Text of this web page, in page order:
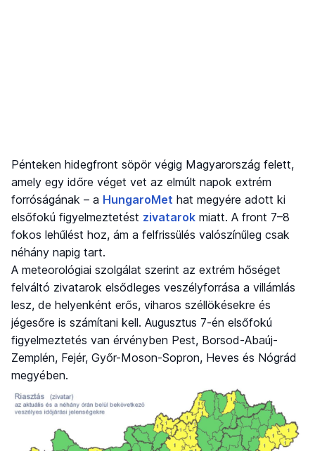
Pénteken hidegfront söpör végig Magyarország felett,
amely egy időre véget vet az elmúlt napok extrém
forróságának – a HungaroMet hat megyére adott ki
elsőfokú figyelmeztetést zivatarok miatt. A front 7–8
fokos lehűlést hoz, ám a felfrissülés valószínűleg csak
néhány napig tart.
A meteorológiai szolgálat szerint az extrém hőséget
felváltó zivatarok elsődleges veszélyforrása a villámlás
lesz, de helyenként erős, viharos széllökésekre és
jégesőre is számítani kell. Augusztus 7-én elsőfokú
figyelmeztetés van érvényben Pest, Borsod-Abaúj-
Zemplén, Fejér, Győr-Moson-Sopron, Heves és Nógrád
megyében.